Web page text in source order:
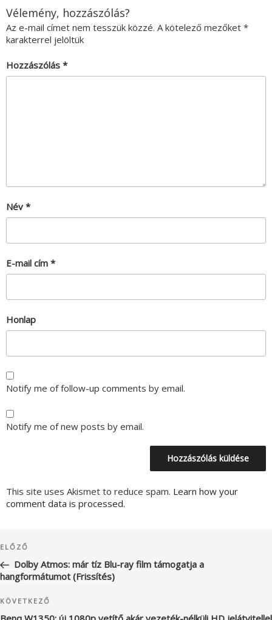
Vélemény, hozzászólás?
Az e-mail címet nem tesszük közzé. A kötelező mezőket *
karakterrel jelöltük
Hozzászólás *
Név *
E-mail cím *
Honlap
Notify me of follow-up comments by email.
Notify me of new posts by email.
This site uses Akismet to reduce spam. Learn how your
comment data is processed.
navigáció
Korábbi
bejegyzés
ELŐZŐ
Dolby Atmos: már tíz Blu-ray film támogatja a
hangformátumot (Frissítés)
Következő
bejegyzés
KÖVETKEZŐ